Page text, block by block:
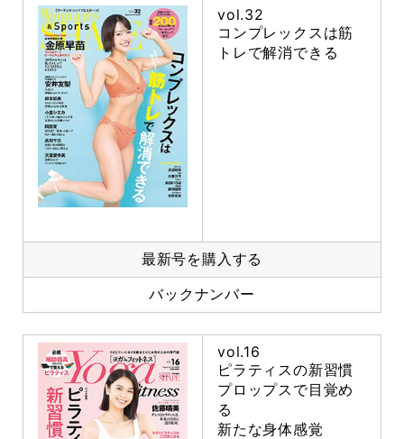
vol.32
コンプレックスは筋
トレで解消できる
最新号を購入する
バックナンバー
vol.16
ピラティスの新習慣
プロップスで目覚め
る
新たな身体感覚